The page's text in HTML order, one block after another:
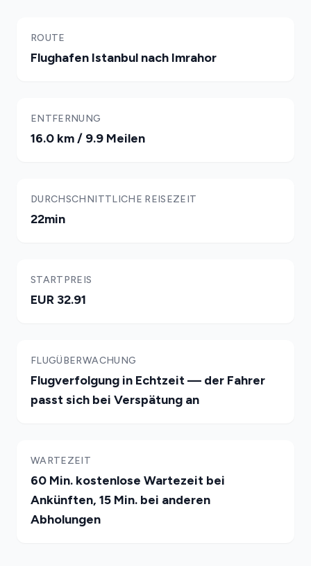
ROUTE
Flughafen Istanbul nach Imrahor
ENTFERNUNG
16.0 km / 9.9 Meilen
DURCHSCHNITTLICHE REISEZEIT
22min
STARTPREIS
EUR 32.91
FLUGÜBERWACHUNG
Flugverfolgung in Echtzeit — der Fahrer
passt sich bei Verspätung an
WARTEZEIT
60 Min. kostenlose Wartezeit bei
Ankünften, 15 Min. bei anderen
Abholungen